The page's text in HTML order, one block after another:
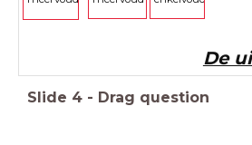
De
Slide 4 - Drag question